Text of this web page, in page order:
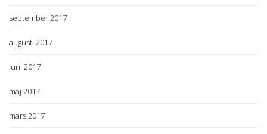
september 2017
augusti 2017
juni 2017
maj 2017
mars 2017